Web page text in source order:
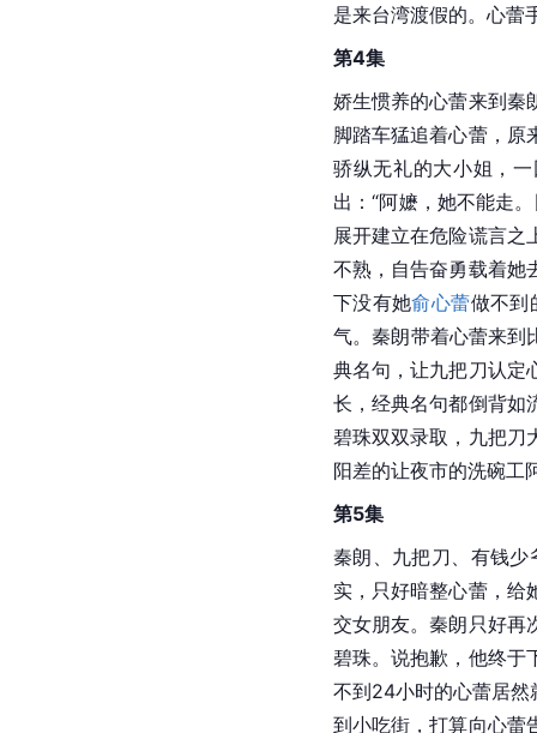
是来台湾渡假的。心蕾
第4集
娇生惯养的心蕾来到秦
脚踏车猛追着心蕾，原
骄纵无礼的大小姐，
出：“阿嬷，她不能走
展开建立在危险谎言之
不熟，自告奋勇载着她
下没有她俞心蕾做不到
气。秦朗带着心蕾来到
典名句，让九把刀认定
长，经典名句都倒背如
碧珠双双录取，九把刀
阳差的让夜市的洗碗工
第5集
秦朗、九把刀、有钱
实，只好暗整心蕾，给
交女朋友。秦朗只好再
碧珠。说抱歉，他终于
不到24小时的心蕾居然
到小吃街，打算向心蕾